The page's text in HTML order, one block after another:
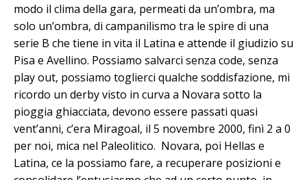
modo il clima della gara, permeati da un’ombra, ma
solo un’ombra, di campanilismo tra le spire di una
serie B che tiene in vita il Latina e attende il giudizio su
Pisa e Avellino. Possiamo salvarci senza code, senza
play out, possiamo toglierci qualche soddisfazione, mi
ricordo un derby visto in curva a Novara sotto la
pioggia ghiacciata, devono essere passati quasi
vent’anni, c’era Miragoal, il 5 novembre 2000, finì 2 a 0
per noi, mica nel Paleolitico. Novara, poi Hellas e
Latina, ce la possiamo fare, a recuperare posizioni e